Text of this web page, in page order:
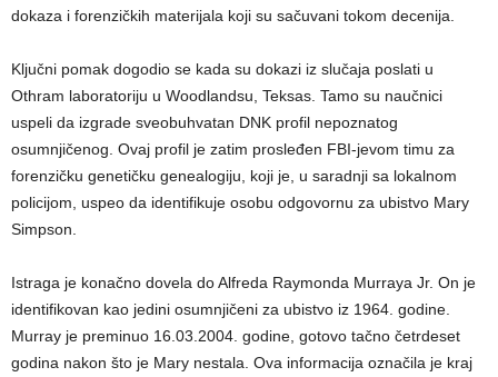
dokaza i forenzičkih materijala koji su sačuvani tokom decenija.
Ključni pomak dogodio se kada su dokazi iz slučaja poslati u
Othram laboratoriju u Woodlandsu, Teksas. Tamo su naučnici
uspeli da izgrade sveobuhvatan DNK profil nepoznatog
osumnjičenog. Ovaj profil je zatim prosleđen FBI-jevom timu za
forenzičku genetičku genealogiju, koji je, u saradnji sa lokalnom
policijom, uspeo da identifikuje osobu odgovornu za ubistvo Mary
Simpson.
Istraga je konačno dovela do Alfreda Raymonda Murraya Jr. On je
identifikovan kao jedini osumnjičeni za ubistvo iz 1964. godine.
Murray je preminuo 16.03.2004. godine, gotovo tačno četrdeset
godina nakon što je Mary nestala. Ova informacija označila je kraj